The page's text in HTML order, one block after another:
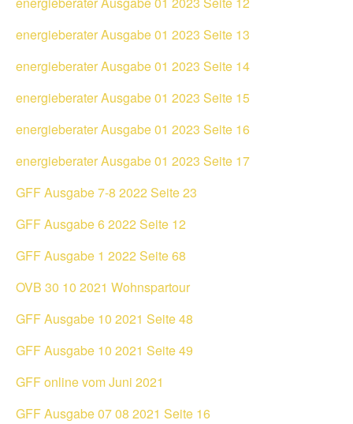
energieberater Ausgabe 01 2023 Seite 13
energieberater Ausgabe 01 2023 Seite 14
energieberater Ausgabe 01 2023 Seite 15
energieberater Ausgabe 01 2023 Seite 16
energieberater Ausgabe 01 2023 Seite 17
GFF Ausgabe 7-8 2022 Seite 23
GFF Ausgabe 6 2022 Seite 12
GFF Ausgabe 1 2022 Seite 68
OVB 30 10 2021 Wohnspartour
GFF Ausgabe 10 2021 Seite 48
GFF Ausgabe 10 2021 Seite 49
GFF online vom Juni 2021
GFF Ausgabe 07 08 2021 Seite 16